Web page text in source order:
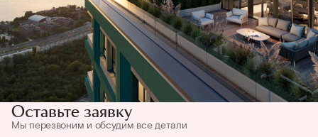
Оставьте заявку
Мы перезвоним и обсудим все детали